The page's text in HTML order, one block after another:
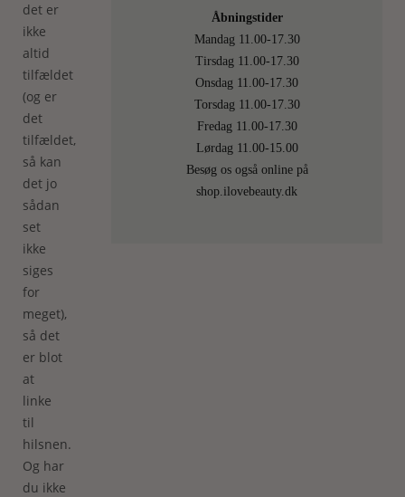
det er
ikke
altid
tilfældet
(og er
det
tilfældet,
så kan
det jo
sådan
set
ikke
siges
for
meget),
så det
er blot
at
linke
til
hilsnen.
Og har
du ikke
Åbningstider
Mandag 11.00-17.30
Tirsdag 11.00-17.30
Onsdag 11.00-17.30
Torsdag 11.00-17.30
Fredag 11.00-17.30
Lørdag 11.00-15.00
Besøg os også online på
shop.ilovebeauty.dk